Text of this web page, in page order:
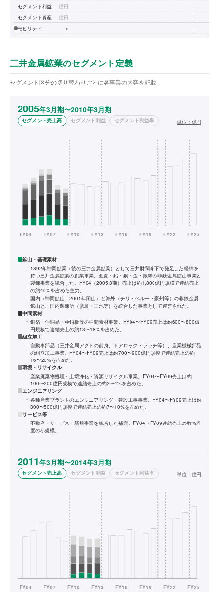
セグメント利益
億円
セグメント資産
億円
モビリティ
▸
三井金属鉱業のセグメント定義
セグメント区分の切り替わりごとに各事業の内容を記載
2005年3月期〜2010年3月期
セグメント売上高 セグメント利益 セグメント利益率 単位： 億円
鉱山・基礎素材
1892年神岡鉱業（後の三井金属鉱業）として三井財閥傘下で発足した経緯を
持つ三井金属鉱業の創業事業。亜鉛・鉛・銅・金・銀等の非鉄金属鉱山事業と
製錬事業を統合した。FY04（2005.3期）売上は約1,800億円規模で連結売上
の約40%を占めた主力。
国内（神岡鉱山、2001年閉山）と海外（チリ・ペルー・豪州等）の非鉄金属
鉱山と、国内製錬所（彦島・三池等）を統合した事業として運営された。
中間素材
銅箔・伸銅品・亜鉛板等の中間素材事業。FY04〜FY09売上は約600〜800億
円規模で連結売上の約13〜18%を占めた。
組立加工
自動車部品（三井金属アクトの前身、ドアロック・ラッチ等）、産業機械部品
の組立加工事業。FY04〜FY09売上は約700〜900億円規模で連結売上の約
16〜20%を占めた。
環境・リサイクル
産業廃棄物処理・土壌浄化・資源リサイクル事業。FY04〜FY09売上は約
100〜200億円規模で連結売上の約2〜4%を占めた。
エンジニアリング
各種産業プラントのエンジニアリング・建設工事事業。FY04〜FY09売上は約
300〜500億円規模で連結売上の約7〜10%を占めた。
サービス等
不動産・サービス・新規事業を統合した補完。FY04〜FY09連結売上の数%程
度の小規模。
2011年3月期〜2014年3月期
セグメント売上高 セグメント利益 セグメント利益率 単位： 億円